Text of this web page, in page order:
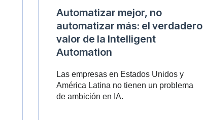
Automatizar mejor, no
automatizar más: el verdadero
valor de la Intelligent
Automation
Las empresas en Estados Unidos y
América Latina no tienen un problema
de ambición en IA.